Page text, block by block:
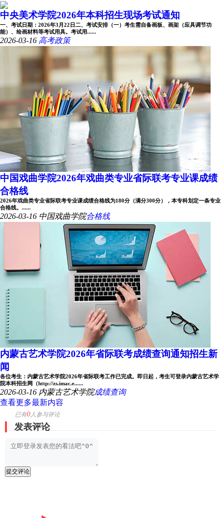
中央美术学院2026年本科招生现场考试通知
一、考试日期：2026年3月22日二、考试安排（一）考生需自备画板、画架（应具调节功
能）、绘画材料等考试用具。考试用......
2026-03-16 高考政策
中国戏曲学院2026年戏曲类专业省际联考专业课成绩
合格线
2026年戏曲类专业省际联考专业课成绩合格线为180分（满分300分），本专科划定一条专业
合格线。......
2026-03-16 中国戏曲学院合格线
内蒙古艺术学院2026年省际联考成绩查询通知招生新
闻
各位考生：内蒙古艺术学院2026年省际联考工作已完成。即日起，考生可登录内蒙古艺术学
院本科招生网（http://zs.imac.e......
2026-03-16 内蒙古艺术学院成绩查询
查看更多最新内容
已有0人参与评论
发表评论
提交评论